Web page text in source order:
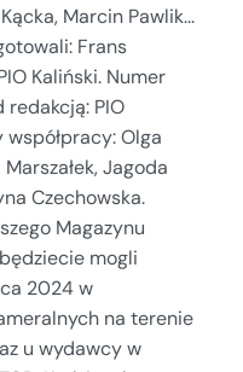
Marcin Pawlik...
Frans
Kaliński. Numer
redakcją: PIO
współpracy: Olga
Marszałek, Jagoda
Czechowska.
Magazynu
mogli
2024 w
na terenie
u wydawcy w